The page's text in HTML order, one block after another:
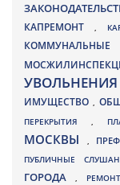
КАПРЕМОНТ ,
КОММУНАЛЬНЫЕ
ИМУЩЕСТВО ,
ПЕРЕКРЫТИЯ ,
МОСКВЫ
,
ПУБЛИЧНЫЕ
ГОРОДА
,